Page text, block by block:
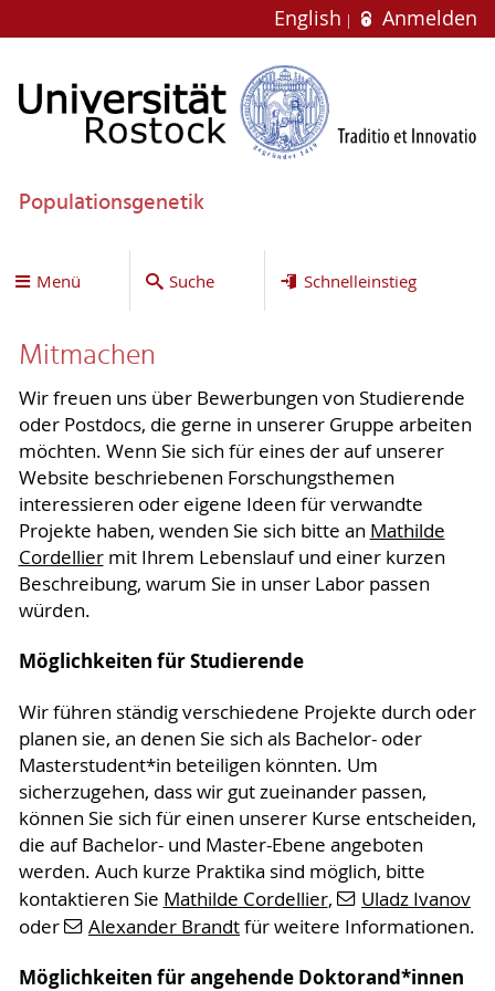
English Anmelden
Populationsgenetik
Menü Suche Schnelleinstieg
Mitmachen
Wir freuen uns über Bewerbungen von Studierende
oder Postdocs, die gerne in unserer Gruppe arbeiten
möchten. Wenn Sie sich für eines der auf unserer
Website beschriebenen Forschungsthemen
interessieren oder eigene Ideen für verwandte
Projekte haben, wenden Sie sich bitte an Mathilde
Cordelliermit Ihrem Lebenslauf und einer kurzen
Beschreibung, warum Sie in unser Labor passen
würden.
Möglichkeiten für Studierende
Wir führen ständig verschiedene Projekte durch oder
planen sie, an denen Sie sich als Bachelor- oder
Masterstudent*in beteiligen könnten. Um
sicherzugehen, dass wir gut zueinander passen,
können Sie sich für einen unserer Kurse entscheiden,
die auf Bachelor- und Master-Ebene angeboten
werden. Auch kurze Praktika sind möglich, bitte
kontaktieren Sie Mathilde Cordellier,
Uladz Ivanov
oder
Alexander Brandtfür weitere Informationen.
Möglichkeiten für angehende Doktorand*innen